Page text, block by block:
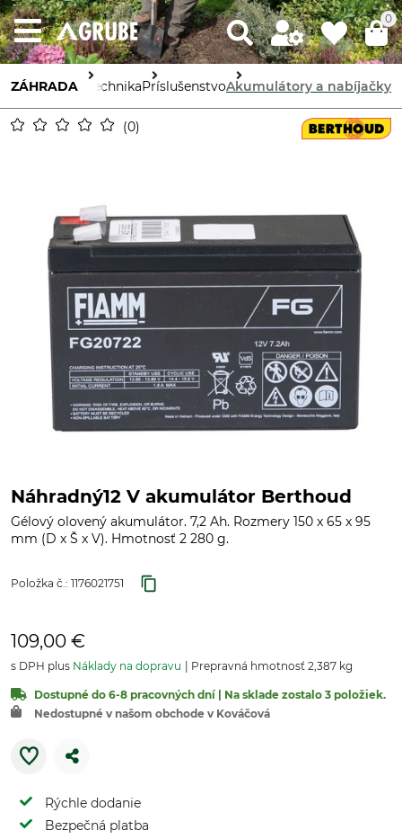
0
ZÁHRADA
Záhradná technikaPríslušenstvoAkumulátory a nabíjačky
0
Náhradný12 V akumulátor Berthoud
Gélový olovený akumulátor. 7,2 Ah. Rozmery 150 x 65 x 95
mm (D x Š x V). Hmotnosť 2 280 g.
Položka č.: 1176021751
109,00 €
s DPH plus Náklady na dopravu Prepravná hmotnosť 2,387 kg
Dostupné do 6-8 pracovných dní | Na sklade zostalo 3 položiek.
Nedostupné v našom obchode v Kováčová
Rýchle dodanie
Bezpečná platba